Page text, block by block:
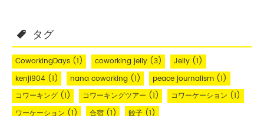
タグ
CoworkingDays(1) coworking jelly(3) Jelly(1)
kenji904(1) nana coworking(1) peace journalism(1)
コワーキング(1) コワーキングツアー (1) コワーケーション (1)
ワーケーション (1) 合宿(1) 餃子(1)